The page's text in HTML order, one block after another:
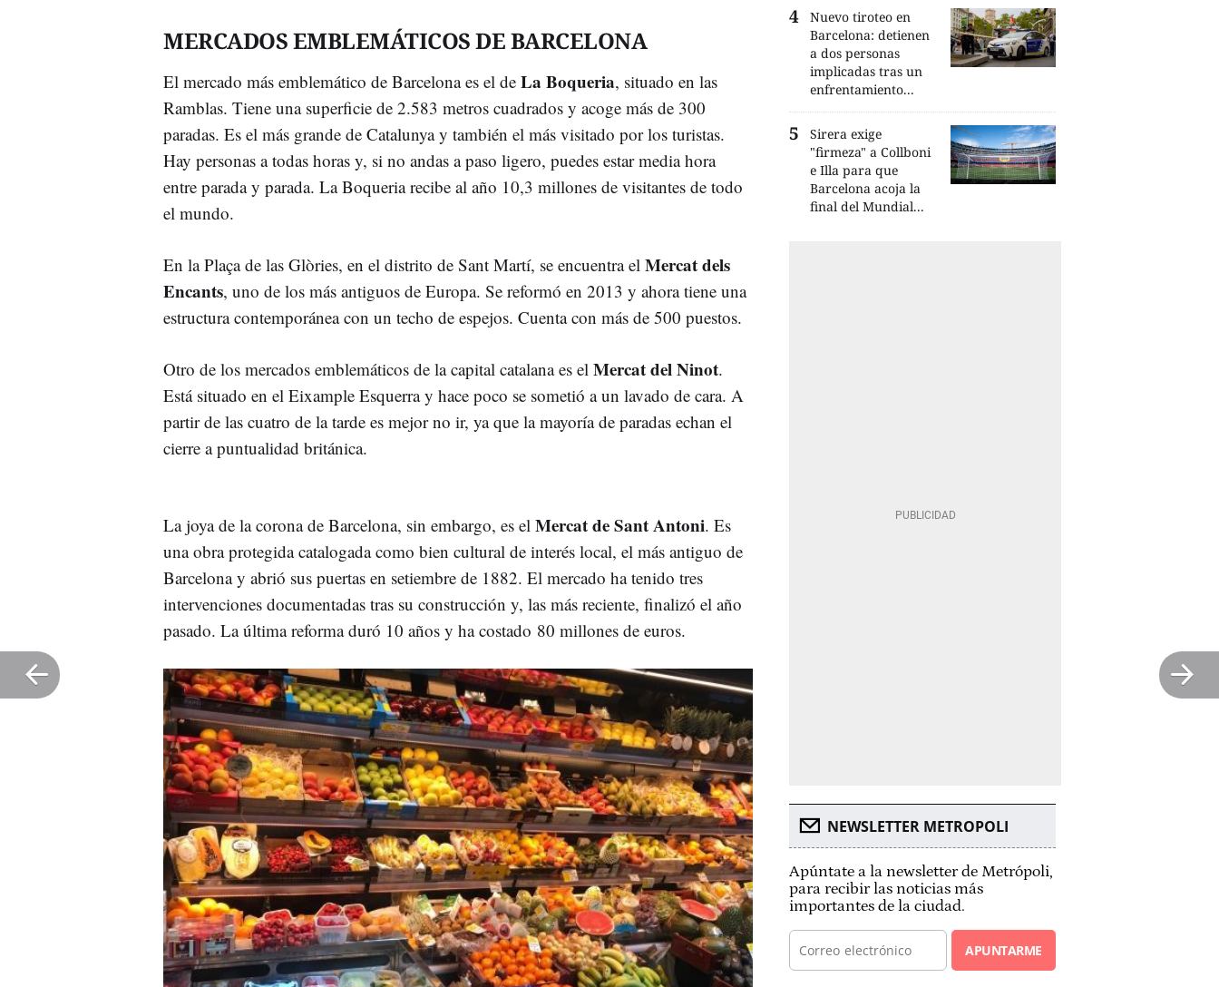
MERCADOS EMBLEMÁTICOS DE BARCELONA
El mercado más emblemático de Barcelona es el de La Boqueria, situado en las
Ramblas. Tiene una superficie de 2.583 metros cuadrados y acoge más de 300
paradas. Es el más grande de Catalunya y también el más visitado por los turistas.
Hay personas a todas horas y, si no andas a paso ligero, puedes estar media hora
entre parada y parada. La Boqueria recibe al año 10,3 millones de visitantes de todo
el mundo.
En la Plaça de las Glòries, en el distrito de Sant Martí, se encuentra el Mercat dels
Encants, uno de los más antiguos de Europa. Se reformó en 2013 y ahora tiene una
estructura contemporánea con un techo de espejos. Cuenta con más de 500 puestos.
Otro de los mercados emblemáticos de la capital catalana es el Mercat del Ninot.
Está situado en el Eixample Esquerra y hace poco se sometió a un lavado de cara. A
partir de las cuatro de la tarde es mejor no ir, ya que la mayoría de paradas echan el
cierre a puntualidad británica.
La joya de la corona de Barcelona, sin embargo, es el Mercat de Sant Antoni. Es
una obra protegida catalogada como bien cultural de interés local, el más antiguo de
Barcelona y abrió sus puertas en setiembre de 1882. El mercado ha tenido tres
intervenciones documentadas tras su construcción y, las más reciente, finalizó el año
pasado. La última reforma duró 10 años y ha costado 80 millones de euros.
Nuevo tiroteo en
Barcelona: detienen
a dos personas
implicadas tras un
enfrentamiento...
Sirera exige
"firmeza" a Collboni
e Illa para que
Barcelona acoja la
final del Mundial...
NEWSLETTER METROPOLI
Apúntate a la newsletter de Metrópoli,
para recibir las noticias más
importantes de la ciudad.
APUNTARME